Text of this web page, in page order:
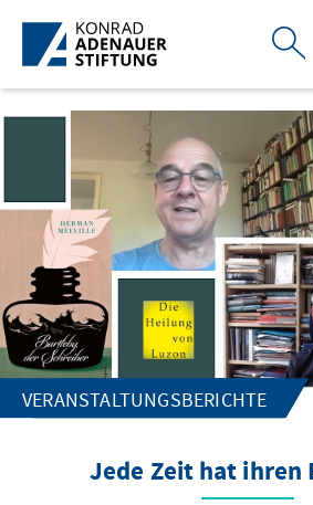
Zum Hauptinhalt springen
VERANSTALTUNGSBERICHTE
Jede Zeit hat ihren